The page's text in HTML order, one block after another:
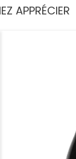
APPRÉCIER